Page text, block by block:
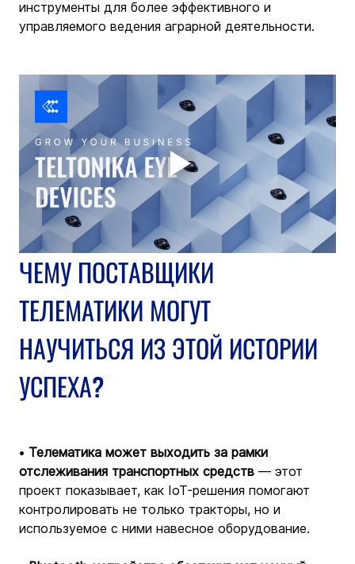
инструменты для более эффективного и
управляемого ведения аграрной деятельности.
ЧЕМУ ПОСТАВЩИКИ
ТЕЛЕМАТИКИ МОГУТ
НАУЧИТЬСЯ ИЗ ЭТОЙ ИСТОРИИ
УСПЕХА?
• Телематика может выходить за рамки
отслеживания транспортных средств — этот
проект показывает, как IoT-решения помогают
контролировать не только тракторы, но и
используемое с ними навесное оборудование.